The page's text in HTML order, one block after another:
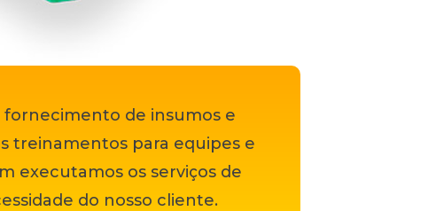
fornecimento de insumos e
treinamentos para equipes e
executamos os serviços de
do nosso cliente.